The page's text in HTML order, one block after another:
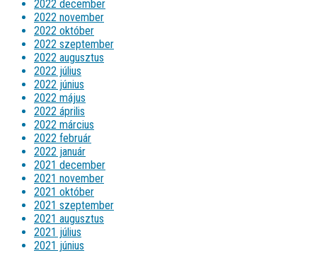
2022 december
2022 november
2022 október
2022 szeptember
2022 augusztus
2022 július
2022 június
2022 május
2022 április
2022 március
2022 február
2022 január
2021 december
2021 november
2021 október
2021 szeptember
2021 augusztus
2021 július
2021 június